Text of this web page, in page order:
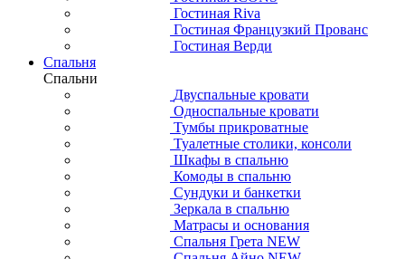
Гостиная Riva
Гостиная Французкий Прованс
Гостиная Верди
Спальня
Спальни
Двуспальные кровати
Односпальные кровати
Тумбы прикроватные
Туалетные столики, консоли
Шкафы в спальню
Комоды в спальню
Сундуки и банкетки
Зеркала в спальню
Матрасы и основания
Спальня Грета NEW